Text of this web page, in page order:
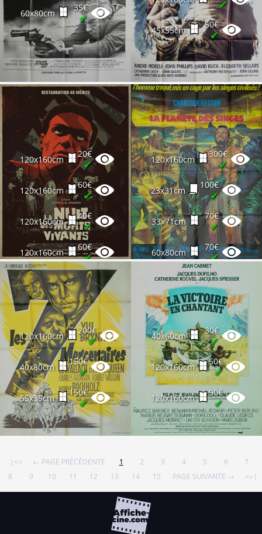
60x80cm
35€
✔
✔
45x55cm
50€
✔
120x160cm
20€
✔
120x160cm
60€
✔
120x160cm
40€
✔
120x160cm
60€
✔
40x60cm
30€
✔
40x60cm
10€
✔
120x160cm
60€
✔
120x160cm
300€
✔
23x31cm
100€
✔
33x71cm
70€
✔
60x80cm
70€
✔
120x160cm
200€
✔
40x80cm
150€
✔
55x35cm
150€
✔
40x60cm
30€
✔
120x160cm
50€
✔
120x160cm
90€
✔
|<< ← PAGE PRÉCÉDENTE 1 2 3 4 5 6
7
8
9 10 11 12 13 14 15 PAGE SUIVANTE → >>|